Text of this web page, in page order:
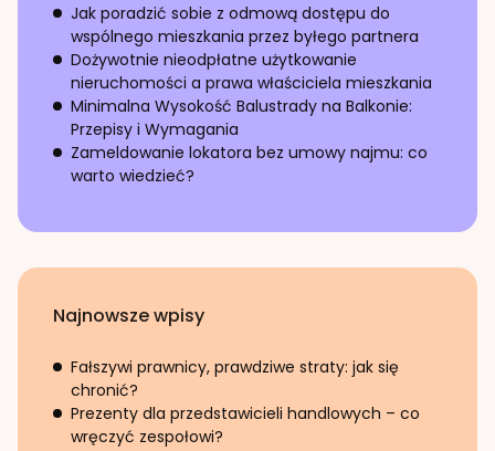
Jak poradzić sobie z odmową dostępu do
wspólnego mieszkania przez byłego partnera
Dożywotnie nieodpłatne użytkowanie
nieruchomości a prawa właściciela mieszkania
Minimalna Wysokość Balustrady na Balkonie:
Przepisy i Wymagania
Zameldowanie lokatora bez umowy najmu: co
warto wiedzieć?
Najnowsze wpisy
Fałszywi prawnicy, prawdziwe straty: jak się
chronić?
Prezenty dla przedstawicieli handlowych – co
wręczyć zespołowi?